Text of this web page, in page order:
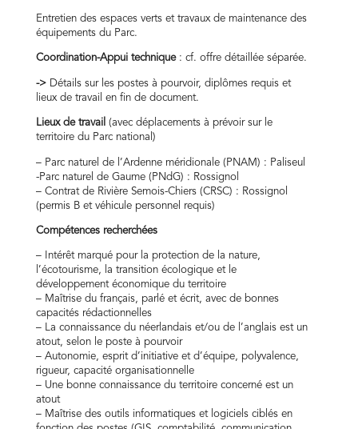
Entretien des espaces verts et travaux de maintenance des
équipements du Parc.
Coordination-Appui technique : cf. offre détaillée séparée.
-> Détails sur les postes à pourvoir, diplômes requis et
lieux de travail en fin de document.
Lieux de travail (avec déplacements à prévoir sur le
territoire du Parc national)
– Parc naturel de l’Ardenne méridionale (PNAM) : Paliseul
-Parc naturel de Gaume (PNdG) : Rossignol
– Contrat de Rivière Semois-Chiers (CRSC) : Rossignol
(permis B et véhicule personnel requis)
Compétences recherchées
– Intérêt marqué pour la protection de la nature,
l’écotourisme, la transition écologique et le
développement économique du territoire
– Maîtrise du français, parlé et écrit, avec de bonnes
capacités rédactionnelles
– La connaissance du néerlandais et/ou de l’anglais est un
atout, selon le poste à pourvoir
– Autonomie, esprit d’initiative et d’équipe, polyvalence,
rigueur, capacité organisationnelle
– Une bonne connaissance du territoire concerné est un
atout
– Maîtrise des outils informatiques et logiciels ciblés en